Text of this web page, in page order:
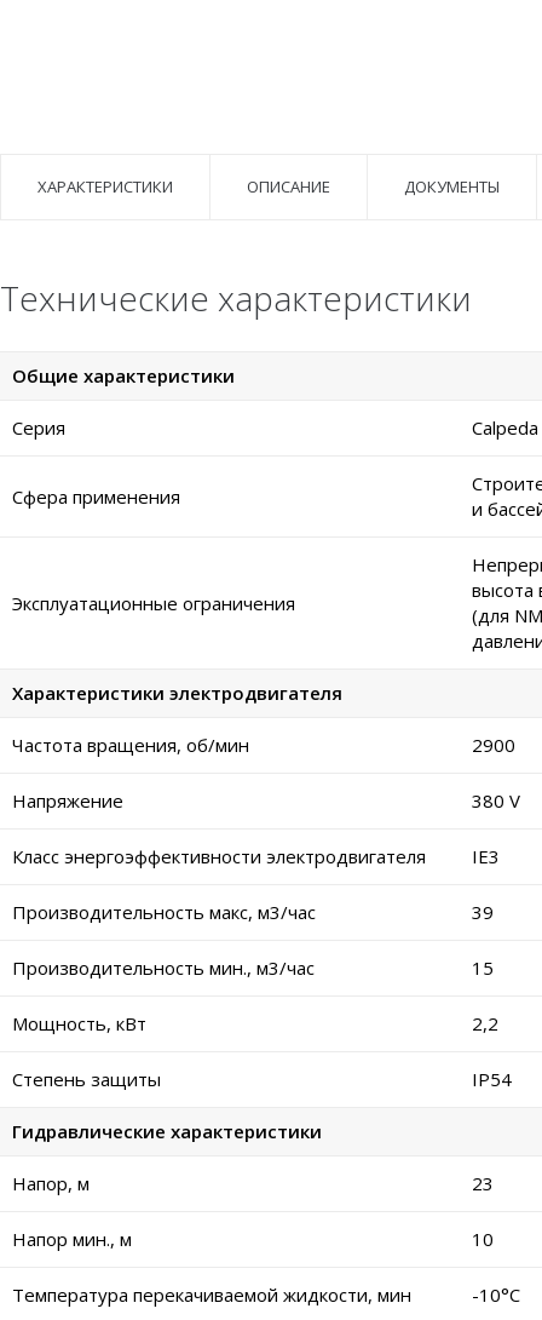
ХАРАКТЕРИСТИКИ ОПИСАНИЕ ДОКУМЕНТЫ
Технические характеристики
Общие характеристики
Серия
Сфера применения
и
Эксплуатационные ограничения
высота
(для
Характеристики электродвигателя
Частота вращения, об/мин 2900
Напряжение 380 V
Класс энергоэффективности электродвигателя IE3
Производительность макс, м3/час 39
Производительность мин., м3/час 15
Мощность, кВт 2,2
Степень защиты IP54
Гидравлические характеристики
Напор, м 23
Напор мин., м 10
Температура перекачиваемой жидкости, мин -10°C